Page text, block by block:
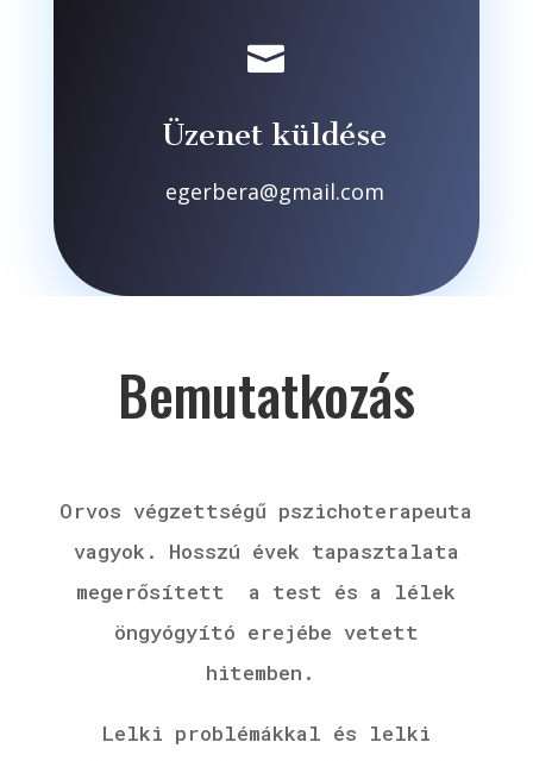

Üzenet küldése
egerbera@gmail.com
Bemutatkozás
Orvos végzettségű pszichoterapeuta
vagyok. Hosszú évek tapasztalata
megerősített a test és a lélek
öngyógyító erejébe vetett
hitemben.
Lelki problémákkal és lelki